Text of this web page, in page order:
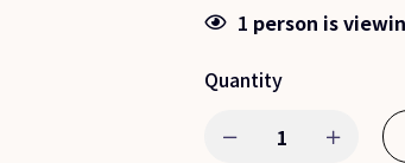
1 person is
Quantity